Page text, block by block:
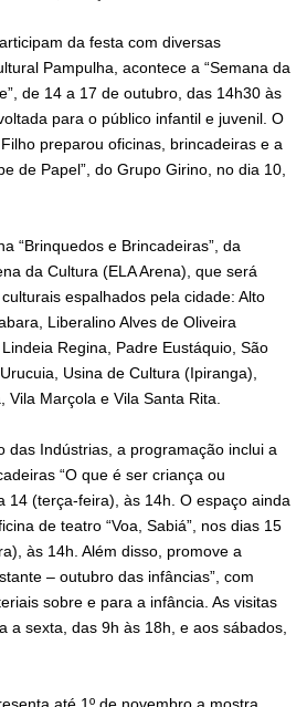
da festa com diversas
Pampulha, acontece a “Semana da
de 14 a 17 de outubro, das 14h30 às
para o público infantil e juvenil. O
preparou oficinas, brincadeiras e a
de Papel”, do Grupo Girino, no dia 10,
“Brinquedos e Brincadeiras”, da
da Cultura (ELA Arena), que será
espalhados pela cidade: Alto
Liberalino Alves de Oliveira
Regina, Padre Eustáquio, São
Usina de Cultura (Ipiranga),
Vila Marçola e Vila Santa Rita.
das Indústrias, a programação inclui a
“O que é ser criança ou
14 (terça-feira), às 14h. O espaço ainda
de teatro “Voa, Sabiá”, nos dias 15
às 14h. Além disso, promove a
– outubro das infâncias”, com
sobre e para a infância. As visitas
a sexta, das 9h às 18h, e aos sábados,